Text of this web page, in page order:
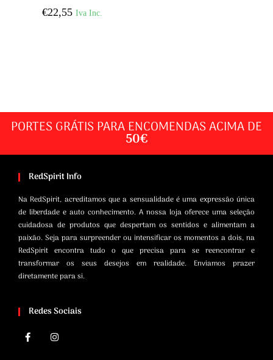
€22,55 Iva Inc.
PORTES GRÁTIS PARA ENCOMENDAS ACIMA DE
50€
RedSpirit Info
Na RedSpirit, acreditamos que a sensualidade é uma expressão única
de liberdade e auto conhecimento. A nossa loja oferece uma seleção
cuidadosa de produtos que despertam os sentidos e alimentam a
paixão. Seja para surpreender ou intensificar os momentos a dois, na
RedSpirit encontra tudo o que precisa para se reencontrar e
transformar os seus desejos em realidade. Enviamos prazer
diretamente para si.
Redes Sociais